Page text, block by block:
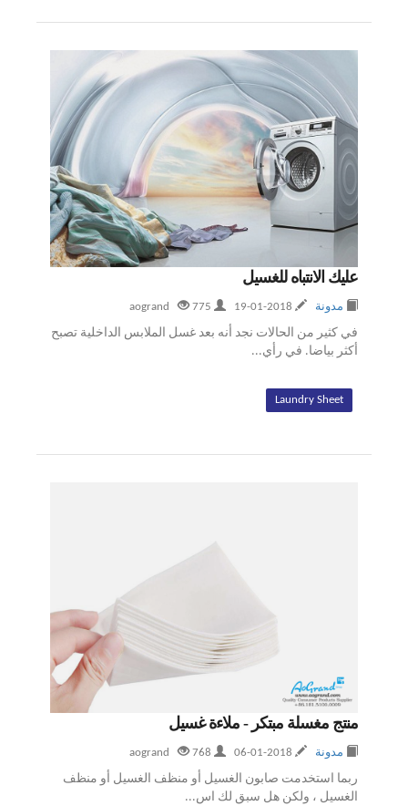
عليك الانتباه للغسيل
مدونة 775
في كثير من الحالات نجد أنه بعد غسل الملابس الداخلية تصبح
أكثر بياضا. في رأي...
Laundry Sheet
منتج مغسلة مبتكر - ملاءة غسيل
مدونة 768
ربما استخدمت صابون الغسيل أو منظف الغسيل أو منظف
الغسيل ، ولكن هل سبق لك اس...